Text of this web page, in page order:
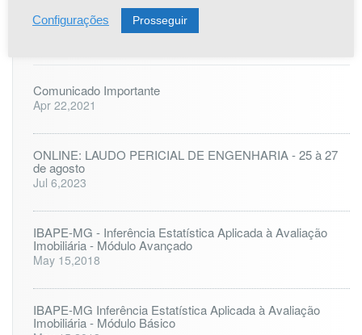
Comunicado Importante
Apr 22,2021
ONLINE: LAUDO PERICIAL DE ENGENHARIA - 25 à 27
de agosto
Jul 6,2023
IBAPE-MG - Inferência Estatística Aplicada à Avaliação
Imobiliária - Módulo Avançado
May 15,2018
IBAPE-MG Inferência Estatística Aplicada à Avaliação
Imobiliária - Módulo Básico
Configurações Prosseguir